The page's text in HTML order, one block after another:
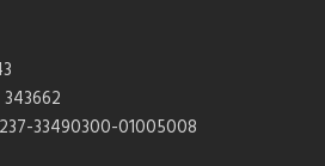
33490300-01005008